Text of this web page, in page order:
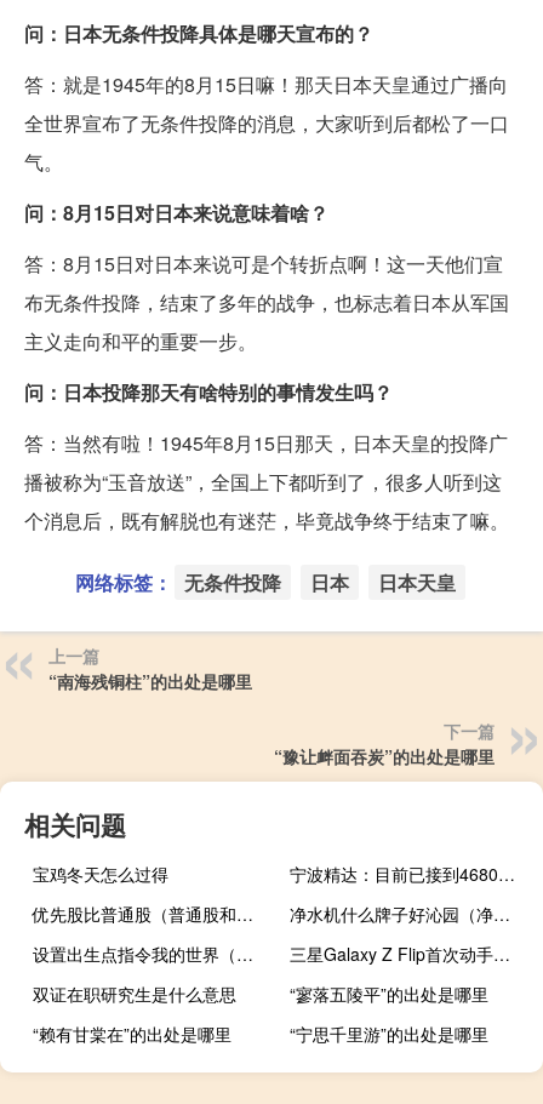
问：日本无条件投降具体是哪天宣布的？
答：就是1945年的8月15日嘛！那天日本天皇通过广播向
全世界宣布了无条件投降的消息，大家听到后都松了一口
气。
问：8月15日对日本来说意味着啥？
答：8月15日对日本来说可是个转折点啊！这一天他们宣
布无条件投降，结束了多年的战争，也标志着日本从军国
主义走向和平的重要一步。
问：日本投降那天有啥特别的事情发生吗？
答：当然有啦！1945年8月15日那天，日本天皇的投降广
播被称为“玉音放送”，全国上下都听到了，很多人听到这
个消息后，既有解脱也有迷茫，毕竟战争终于结束了嘛。
网络标签： 无条件投降 日本 日本天皇
上一篇
“南海残铜柱”的出处是哪里
下一篇
“豫让衅面吞炭”的出处是哪里
相关问题
宝鸡冬天怎么过得
宁波精达：目前已接到4680大圆柱量产线订单
优先股比普通股（普通股和优先股的异同）
净水机什么牌子好沁园（净水机什么牌子好）
设置出生点指令我的世界（设置出生点指令）
三星Galaxy Z Flip首次动手视频泄露这是它的外�
双证在职研究生是什么意思
“寥落五陵平”的出处是哪里
“赖有甘棠在”的出处是哪里
“宁思千里游”的出处是哪里